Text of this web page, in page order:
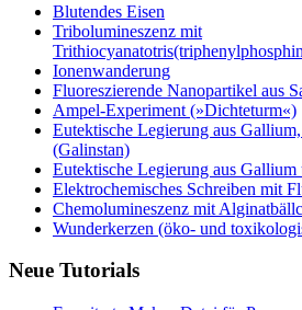
Blutendes Eisen
Tribolumineszenz mit
Ionenwanderung
Fluoreszierende Nanopartikel aus
Ampel-Experiment (»Dichteturm«)
Eutektische Legierung aus
(Galinstan)
Eutektische Legierung aus
Elektrochemisches Schreiben mit
Chemolumineszenz mit
Wunderkerzen (öko- und
Neue Tutorials